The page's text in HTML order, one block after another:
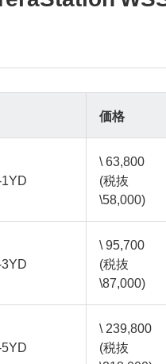
価格
\ 63,800
(税抜
\58,000)
\ 95,700
(税抜
\87,000)
\ 239,800
(税抜